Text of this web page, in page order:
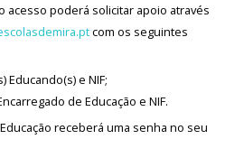
acesso poderá solicitar apoio através
com os seguintes
Educando(s) e NIF;
de Educação e NIF.
receberá uma senha no seu